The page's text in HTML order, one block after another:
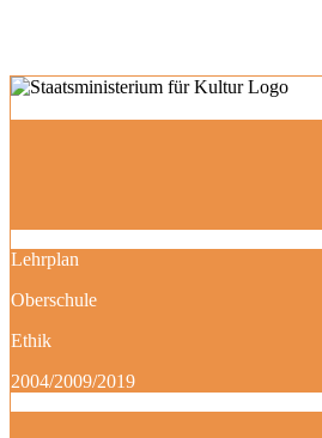
Lehrplan
Oberschule
Ethik
2004/2009/2019